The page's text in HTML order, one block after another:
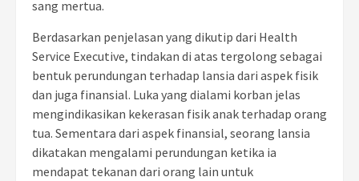
sang mertua.
Berdasarkan penjelasan yang dikutip dari Health
Service Executive, tindakan di atas tergolong sebagai
bentuk perundungan terhadap lansia dari aspek fisik
dan juga finansial. Luka yang dialami korban jelas
mengindikasikan kekerasan fisik anak terhadap orang
tua. Sementara dari aspek finansial, seorang lansia
dikatakan mengalami perundungan ketika ia
mendapat tekanan dari orang lain untuk